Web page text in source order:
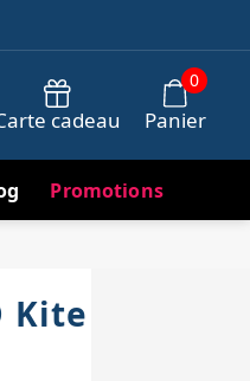
cadeau Panier
0
Promotions
Kite